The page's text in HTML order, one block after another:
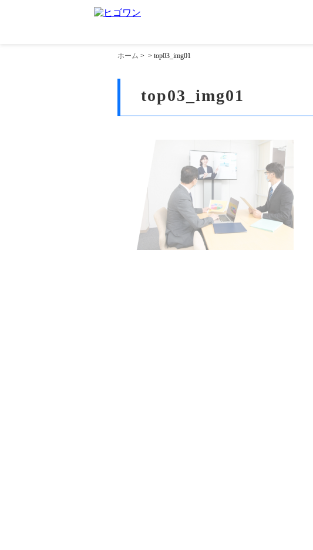
ホーム > > top03_img01
top03_img01